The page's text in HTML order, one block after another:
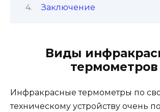
Заключение
Виды
термометров
Инфракрасные термометры по
техническому устройству очень